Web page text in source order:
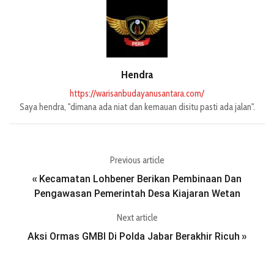
Hendra
https://warisanbudayanusantara.com/
Saya hendra, "dimana ada niat dan kemauan disitu pasti ada jalan".
Previous article
« Kecamatan Lohbener Berikan Pembinaan Dan
Pengawasan Pemerintah Desa Kiajaran Wetan
Next article
Aksi Ormas GMBI Di Polda Jabar Berakhir Ricuh »